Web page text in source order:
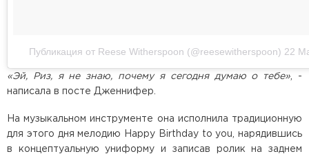
Публикация от Reese Witherspoon (@reesewitherspoon) 22
«Эй, Риз, я не знаю, почему я сегодня думаю о тебе» , -
написала в посте Дженнифер.
На музыкальном инструменте она исполнила традиционную
для этого дня мелодию Happy Birthday to you, нарядившись
в концептуальную униформу и записав ролик на заднем